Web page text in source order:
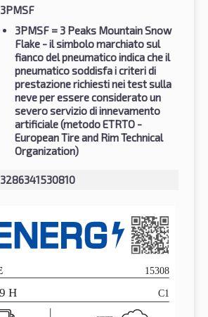
3PMSF
3PMSF = 3 Peaks Mountain Snow
Flake - il simbolo marchiato sul
fianco del pneumatico indica che il
pneumatico soddisfa i criteri di
prestazione richiesti nei test sulla
neve per essere considerato un
severo servizio di innevamento
artificiale (metodo ETRTO -
European Tire and Rim Technical
Organization)
3286341530810